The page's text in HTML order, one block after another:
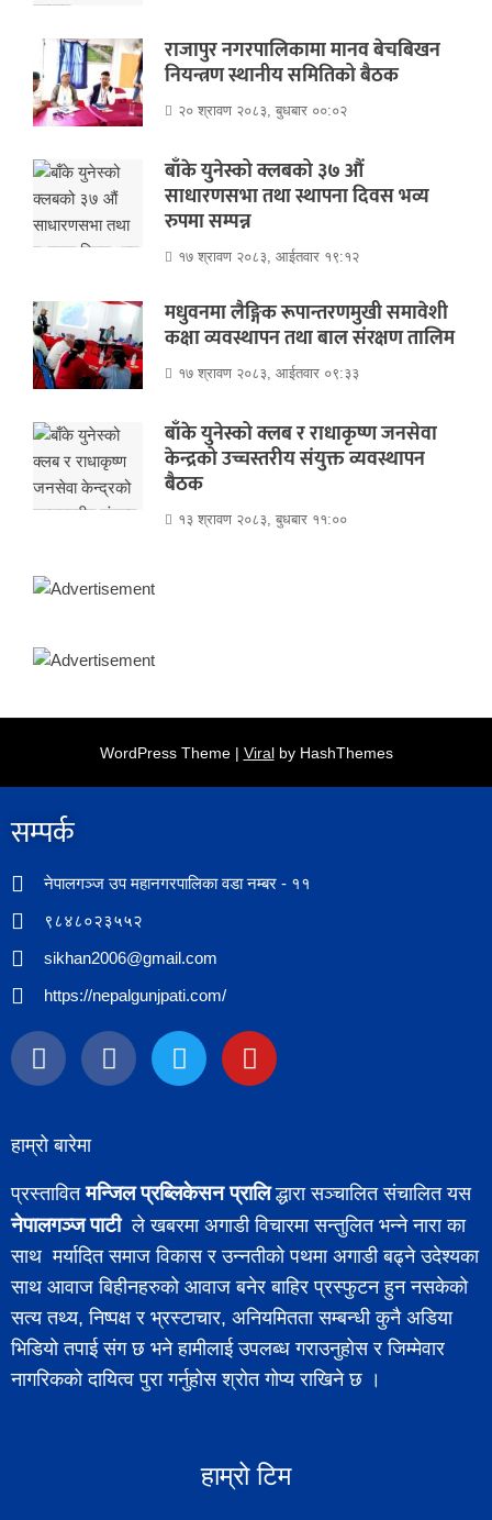
राजापुर नगरपालिकामा मानव बेचबिखन
नियन्त्रण स्थानीय समितिको बैठक
२० श्रावण २०८३, बुधबार ००:०२
बाँके युनेस्को क्लबको ३७ औं
साधारणसभा तथा स्थापना दिवस भव्य
रुपमा सम्पन्न
१७ श्रावण २०८३, आईतवार १९:१२
मधुवनमा लैङ्गिक रूपान्तरणमुखी समावेशी
कक्षा व्यवस्थापन तथा बाल संरक्षण तालिम
१७ श्रावण २०८३, आईतवार ०९:३३
बाँके युनेस्को क्लब र राधाकृष्ण जनसेवा
केन्द्रको उच्चस्तरीय संयुक्त व्यवस्थापन
बैठक
१३ श्रावण २०८३, बुधबार ११:००
WordPress Theme | Viralby HashThemes
सम्पर्क​
नेपालगञ्ज उप महानगरपालिका वडा नम्बर - ११
९८४८०२३५५२
sikhan2006@gmail.com
https://nepalgunjpati.com/
हाम्रो बारेमा
प्रस्तावितमन्जिल प्रब्लिकेसन प्रालिद्धारा सञ्चालित संचालित यस
नेपालगञ्ज पाटीले खबरमा अगाडी विचारमा सन्तुलित भन्ने नारा का
साथ मर्यादित समाज विकास र उन्नतीको पथमा अगाडी बढ्ने उदेश्यका
साथ आवाज बिहीनहरुको आवाज बनेर बाहिर प्रस्फुटन हुन नसकेको
सत्य तथ्य, निष्पक्ष र भ्रस्टाचार, अनियमितता सम्बन्धी कुनै अडिया
भिडियो तपाई संग छ भने हामीलाई उपलब्ध गराउनुहोस र जिम्मेवार
नागरिकको दायित्व पुरा गर्नुहोस श्रोत गोप्य राखिने छ ।
हाम्रो टिम